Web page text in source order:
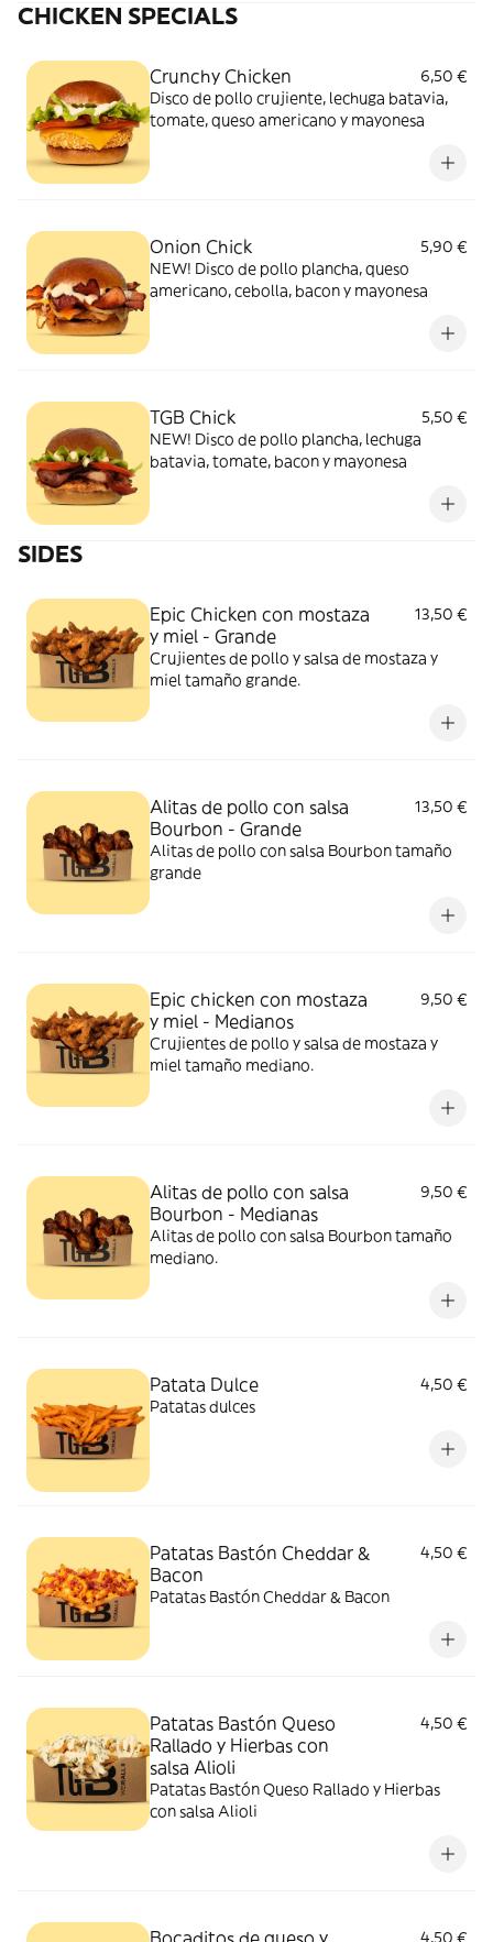
CHICKEN SPECIALS
Crunchy Chicken
6,50 €
Disco de pollo crujiente, lechuga batavia,
tomate, queso americano y mayonesa
Onion Chick
5,90 €
NEW! Disco de pollo plancha, queso
americano, cebolla, bacon y mayonesa
TGB Chick
5,50 €
NEW! Disco de pollo plancha, lechuga
batavia, tomate, bacon y mayonesa
SIDES
Epic Chicken con mostaza
y miel - Grande
13,50 €
Crujientes de pollo y salsa de mostaza y
miel tamaño grande.
Alitas de pollo con salsa
Bourbon - Grande
13,50 €
Alitas de pollo con salsa Bourbon tamaño
grande
Epic chicken con mostaza
y miel - Medianos
9,50 €
Crujientes de pollo y salsa de mostaza y
miel tamaño mediano.
Alitas de pollo con salsa
Bourbon - Medianas
9,50 €
Alitas de pollo con salsa Bourbon tamaño
mediano.
Patata Dulce
4,50 €
Patatas dulces
Patatas Bastón Cheddar &
Bacon
4,50 €
Patatas Bastón Cheddar & Bacon
Patatas Bastón Queso
Rallado y Hierbas con
salsa Alioli
4,50 €
Patatas Bastón Queso Rallado y Hierbas
con salsa Alioli
Bocaditos de queso y 4,50 €